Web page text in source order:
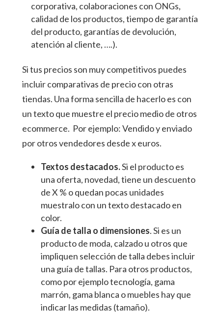
corporativa, colaboraciones con ONGs,
calidad de los productos, tiempo de garantía
del producto, garantías de devolución,
atención al cliente, ….).
Si tus precios son muy competitivos puedes
incluir comparativas de precio con otras
tiendas. Una forma sencilla de hacerlo es con
un texto que muestre el precio medio de otros
ecommerce. Por ejemplo: Vendido y enviado
por otros vendedores desde x euros.
Textos destacados.Si el producto es
una oferta, novedad, tiene un descuento
de X % o quedan pocas unidades
muestralo con un texto destacado en
color.
Guía de talla o dimensiones. Si es un
producto de moda, calzado u otros que
impliquen selección de talla debes incluir
una guía de tallas. Para otros productos,
como por ejemplo tecnología, gama
marrón, gama blanca o muebles hay que
indicar las medidas (tamaño).